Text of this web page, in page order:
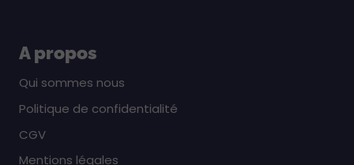
A propos
Qui sommes nous
Politique de confidentialité
CGV
Mentions légales